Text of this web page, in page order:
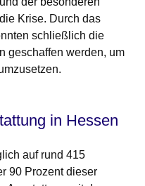
Krise. Durch das
schließlich die
geschaffen werden, um
in Hessen
auf rund 415
90 Prozent dieser